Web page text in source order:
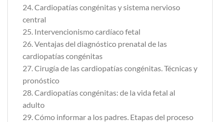
24. Cardiopatías congénitas y sistema nervioso
central
25. Intervencionismo cardíaco fetal
26. Ventajas del diagnóstico prenatal de las
cardiopatías congénitas
27. Cirugía de las cardiopatías congénitas. Técnicas y
pronóstico
28. Cardiopatías congénitas: de la vida fetal al
adulto
29. Cómo informar a los padres. Etapas del proceso